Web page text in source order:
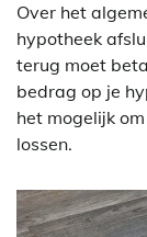
Over het
hypotheek
terug moet
bedrag op je
het mogelijk
lossen.